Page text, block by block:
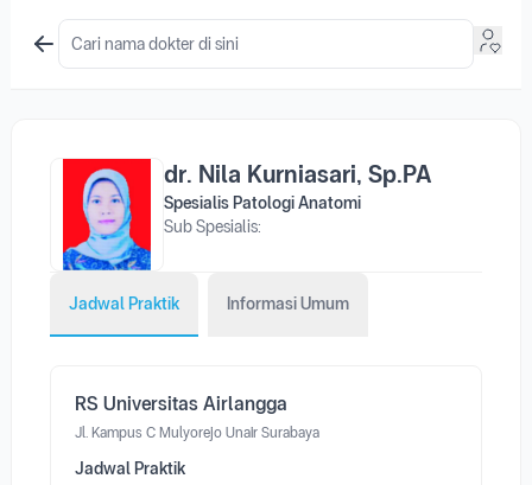
dr. Nila Kurniasari, Sp.PA
Spesialis Patologi Anatomi
Sub Spesialis:
Jadwal Praktik Informasi Umum
RS Universitas Airlangga
Jl. Kampus C Mulyorejo Unair Surabaya
Jadwal Praktik